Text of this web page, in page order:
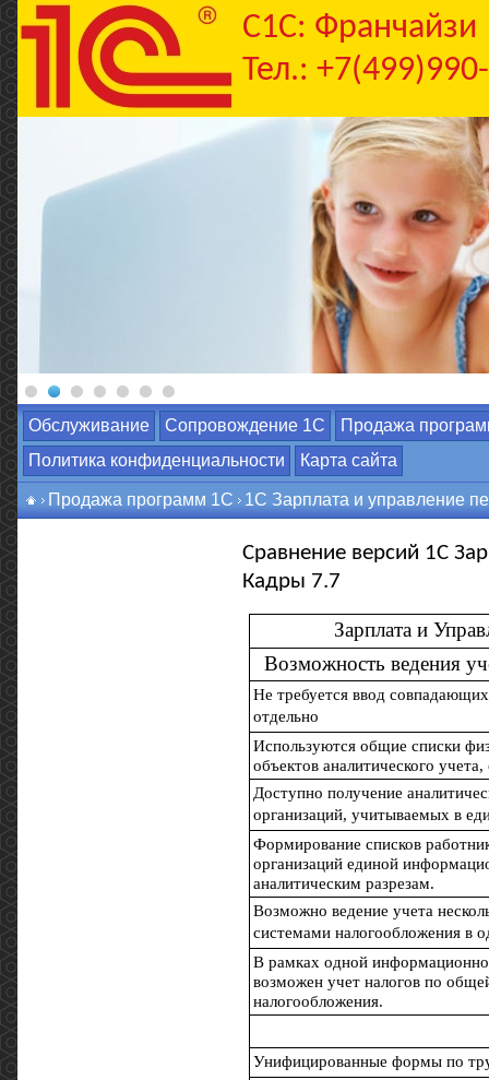
C1С: Франчайзи
Тел.:
Обслуживание Сопровождение 1С
Продажа
Политика конфиденциальности
Карта сайта
Продажа программ 1С 1С Зарплата и управление
Сравнение версий 1С
Кадры 7.7
Зарплата и
Возможность ведения
Не требуется ввод
отдельно
Используются общие списки
объектов аналитического
Доступно получение
организаций, учитываемых в
Формирование списков
организаций единой
аналитическим разрезам.
Возможно ведение учета
системами налогообложения в
В рамках одной
возможен учет налогов по
налогообложения.
Унифицированные формы по